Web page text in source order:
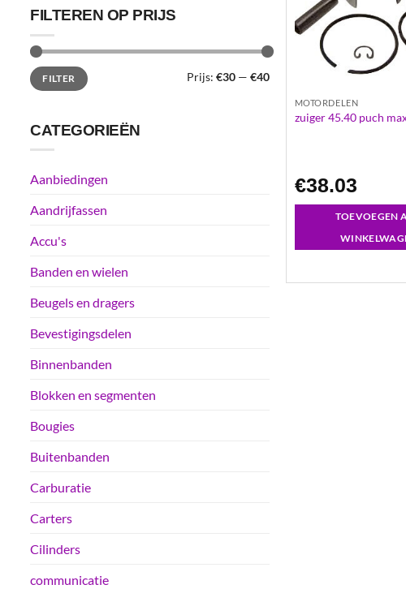
FILTEREN OP PRIJS
Min.
prijs
Max.
prijsFILTER Prijs: €30 — €40
CATEGORIEËN
Aanbiedingen
Aandrijfassen
Accu's
Banden en wielen
Beugels en dragers
Bevestigingsdelen
Binnenbanden
Blokken en segmenten
Bougies
Buitenbanden
Carburatie
Carters
Cilinders
communicatie
MOTORDELEN
zuiger 45.40 puch
€38.03
TOEVOEGEN